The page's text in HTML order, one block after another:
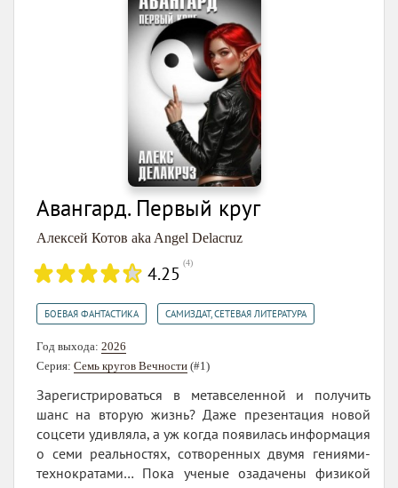
Авангард. Первый круг
Алексей Котов aka Angel Delacruz
4.25 (4)
БОЕВАЯ ФАНТАСТИКА САМИЗДАТ, СЕТЕВАЯ ЛИТЕРАТУРА
Год выхода: 2026
Серия: Семь кругов Вечности (#1)
Зарегистрироваться в метавселенной и получить
шанс на вторую жизнь? Даже презентация новой
соцсети удивляла, а уж когда появилась информация
о семи реальностях, сотворенных двумя гениями-
технократами… Пока ученые озадачены физикой